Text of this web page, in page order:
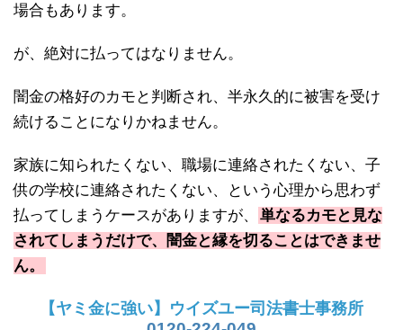
場合もあります。
が、絶対に払ってはなりません。
闇金の格好のカモと判断され、半永久的に被害を受け
続けることになりかねません。
家族に知られたくない、職場に連絡されたくない、子
供の学校に連絡されたくない、という心理から思わず
払ってしまうケースがありますが、
単なるカモと見な
されてしまうだけで、闇金と縁を切ることはできませ
ん。
【ヤミ金に強い】ウイズユー司法書士事務所